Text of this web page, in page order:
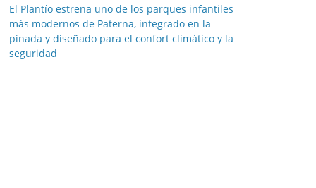
s
El Plantío estrena uno de los parques infantiles
más modernos de Paterna, integrado en la
pinada y diseñado para el confort climático y la
seguridad